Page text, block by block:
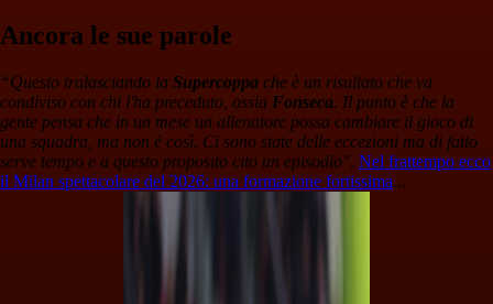
Ancora le sue parole
“Questo tralasciando la Supercoppa che è un risultato che va
condiviso con chi l'ha preceduto, ossia Fonseca. Il punto è che la
gente pensa che in un mese un allenatore possa cambiare il gioco di
una squadra, ma non è così. Ci sono state delle eccezioni ma di fatto
serve tempo e a questo proposito cito un episodio". Nel frattempo ecco
il Milan spettacolare del 2026: una formazione fortissima...